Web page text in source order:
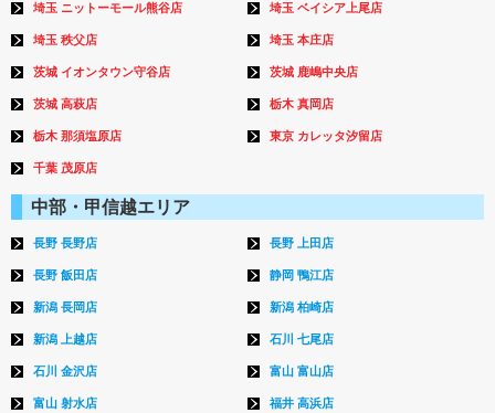
埼玉 ニットーモール熊谷店 埼玉 ベイシア上尾店
埼玉 秩父店 埼玉 本庄店
茨城 イオンタウン守谷店 茨城 鹿嶋中央店
茨城 高萩店 栃木 真岡店
栃木 那須塩原店 東京 カレッタ汐留店
千葉 茂原店
中部・甲信越エリア
長野 長野店 長野 上田店
長野 飯田店 静岡 鴨江店
新潟 長岡店 新潟 柏崎店
新潟 上越店 石川 七尾店
石川 金沢店 富山 富山店
富山 射水店 福井 高浜店